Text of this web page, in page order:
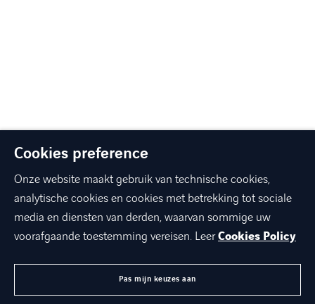
Cookies preference
Onze website maakt gebruik van technische cookies,
analytische cookies en cookies met betrekking tot sociale
media en diensten van derden, waarvan sommige uw
voorafgaande toestemming vereisen. LeerCookies Policy
Pas mijn keuzes aan